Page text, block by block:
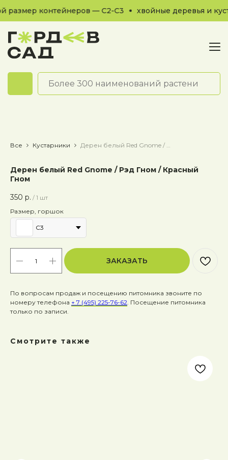
размер контейнеров — С2-С3 хвойные деревья и
Все Кустарники Дерен белый Red Gnome / Рэд Гном / Красный Гном
Дерен белый Red Gnome / Рэд Гном / Красный
Гном
350 р. / 1 шт
Размер, горшок
C3
ЗАКАЗАТЬ
По вопросам продаж и посещению питомника звоните по
номеру телефона + 7 (495) 225-76-62. Посещение питомника
только по записи.
Смотрите также